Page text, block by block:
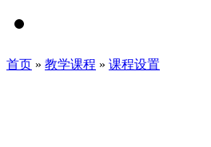
首页 » 教学课程 » 课程设置